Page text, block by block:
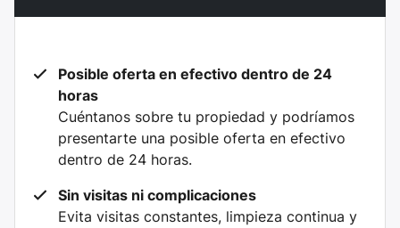
Posible oferta en efectivo dentro de 24
horas
Cuéntanos sobre tu propiedad y podríamos
presentarte una posible oferta en efectivo
dentro de 24 horas.
Sin visitas ni complicaciones
Evita visitas constantes, limpieza continua y